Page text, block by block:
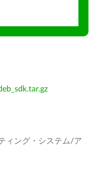
ィング・システム/ア